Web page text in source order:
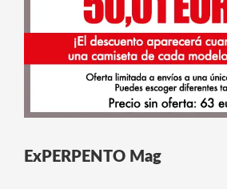
ExPERPENTO Mag